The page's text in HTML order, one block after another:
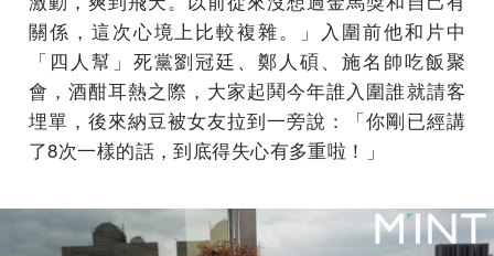
關係，這次心境上比較複雜。」入圍前他和片中
「四人幫」死黨劉冠廷、鄭人碩、施名帥吃飯聚
會，酒酣耳熱之際，大家起鬨今年誰入圍誰就請客
埋單，後來納豆被女友拉到一旁說：「你剛已經講
了8次一樣的話，到底得失心有多重啦！」